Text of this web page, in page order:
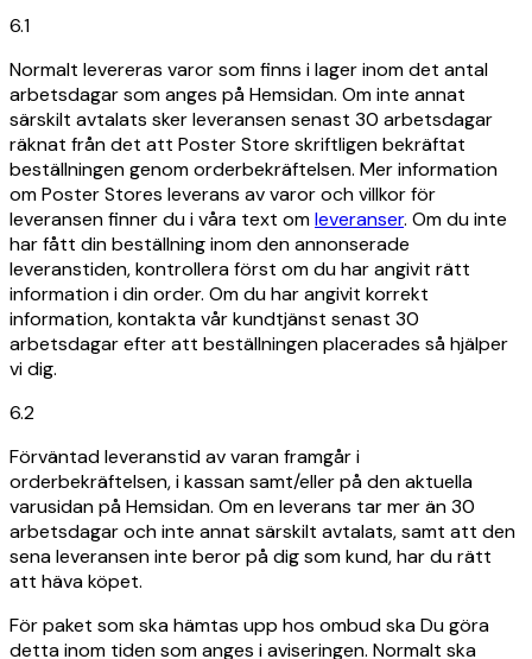
6.1
Normalt levereras varor som finns i lager inom det antal
arbetsdagar som anges på Hemsidan. Om inte annat
särskilt avtalats sker leveransen senast 30 arbetsdagar
räknat från det att Poster Store skriftligen bekräftat
beställningen genom orderbekräftelsen. Mer information
om Poster Stores leverans av varor och villkor för
leveransen finner du i våra text omleveranser. Om du inte
har fått din beställning inom den annonserade
leveranstiden, kontrollera först om du har angivit rätt
information i din order. Om du har angivit korrekt
information, kontakta vår kundtjänst senast 30
arbetsdagar efter att beställningen placerades så hjälper
vi dig.
6.2
Förväntad leveranstid av varan framgår i
orderbekräftelsen, i kassan samt/eller på den aktuella
varusidan på Hemsidan. Om en leverans tar mer än 30
arbetsdagar och inte annat särskilt avtalats, samt att den
sena leveransen inte beror på dig som kund, har du rätt
att häva köpet.
För paket som ska hämtas upp hos ombud ska Du göra
detta inom tiden som anges i aviseringen. Normalt ska